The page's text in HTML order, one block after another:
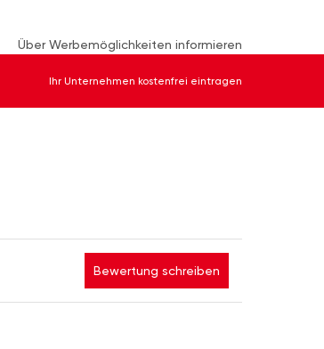
Über Werbemöglichkeiten informieren
Ihr Unternehmen kostenfrei eintragen
Bewertung schreiben